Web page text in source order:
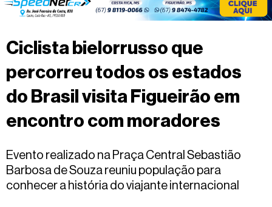
Sobre
Nós
TV
MS
dia
Fale
Ciclista bielorrusso que
percorreu todos os estados
do Brasil visita Figueirão em
encontro com moradores
Evento realizado na Praça Central Sebastião
Barbosa de Souza reuniu população para
conhecer a história do viajante internacional